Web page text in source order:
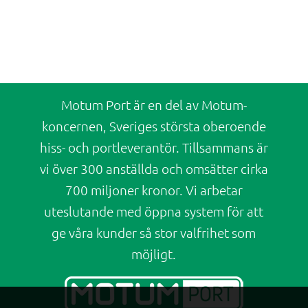
Motum Port är en del av Motum-
koncernen, Sveriges största oberoende
hiss- och portleverantör. Tillsammans är
vi över 300 anställda och omsätter cirka
700 miljoner kronor. Vi arbetar
uteslutande med öppna system för att
ge våra kunder så stor valfrihet som
möjligt.